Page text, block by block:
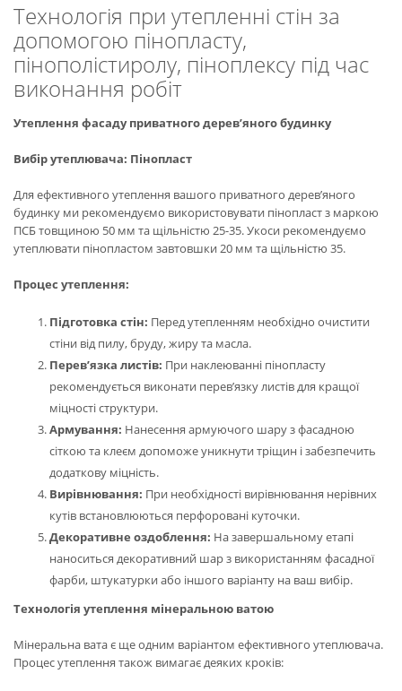
Технологія при утепленні стін за
допомогою пінопласту,
пінополістиролу, піноплексу під час
виконання робіт
Утеплення фасаду приватного дерев’яного будинку
Вибір утеплювача: Пінопласт
Для ефективного утеплення вашого приватного дерев’яного
будинку ми рекомендуємо використовувати пінопласт з маркою
ПСБ товщиною 50 мм та щільністю 25-35. Укоси рекомендуємо
утеплювати пінопластом завтовшки 20 мм та щільністю 35.
Процес утеплення:
Підготовка стін: Перед утепленням необхідно очистити
стіни від пилу, бруду, жиру та масла.
Перев’язка листів: При наклеюванні пінопласту
рекомендується виконати перев’язку листів для кращої
міцності структури.
Армування: Нанесення армуючого шару з фасадною
сіткою та клеєм допоможе уникнути тріщин і забезпечить
додаткову міцність.
Вирівнювання: При необхідності вирівнювання нерівних
кутів встановлюються перфоровані куточки.
Декоративне оздоблення: На завершальному етапі
наноситься декоративний шар з використанням фасадної
фарби, штукатурки або іншого варіанту на ваш вибір.
Технологія утеплення мінеральною ватою
Мінеральна вата є ще одним варіантом ефективного утеплювача.
Процес утеплення також вимагає деяких кроків: